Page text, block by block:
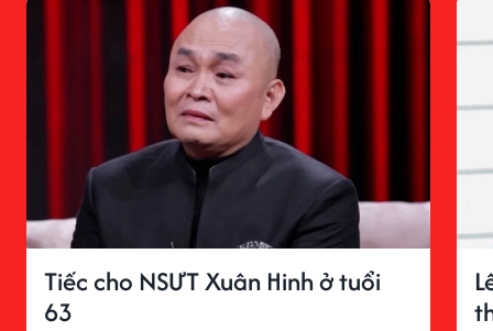
Tiếc cho NSƯT Xuân Hinh ở tuổi
63